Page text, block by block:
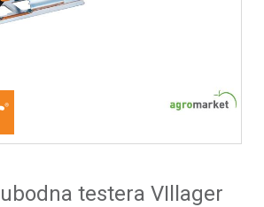
2
testera VIllager